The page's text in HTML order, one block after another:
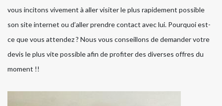
vous incitons vivement à aller visiter le plus rapidement possible
son site internet ou d’aller prendre contact avec lui. Pourquoi est-
ce que vous attendez ? Nous vous conseillons de demander votre
devis le plus vite possible afin de profiter des diverses offres du
moment !!